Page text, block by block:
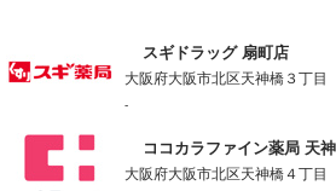
スギドラッグ 扇町店
大阪府大阪市北区天神橋３丁目
-
ココカラファイン薬局 天
大阪府大阪市北区天神橋４丁目